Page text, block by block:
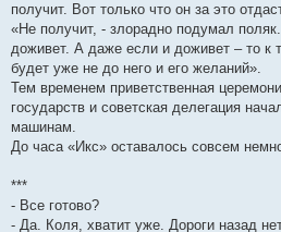
получит. Вот только что он за это
«Не получит, - злорадно подумал
доживет. А даже если и доживет – то к
будет уже не до него и его желаний».
Тем временем приветственная
государств и советская делегация
машинам.
До часа «Икс» оставалось совсем
***
- Все готово?
- Да. Коля, хватит уже. Дороги назад